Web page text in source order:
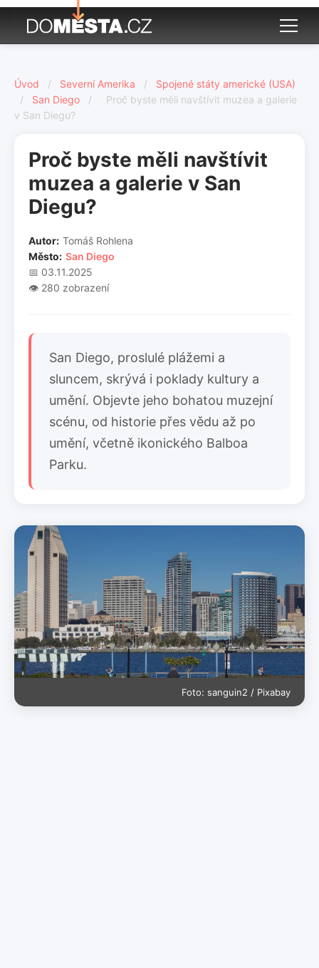
Úvod / Severní Amerika /
Spojené státy americké (USA)
/
San Diego /
Proč byste měli navštívit muzea a galerie
v San Diegu?
Proč byste měli navštívit
muzea a galerie v San
Diegu?
Autor: Tomáš Rohlena
Město: San Diego
📅 03.11.2025
👁️ 280 zobrazení
San Diego, proslulé plážemi a
sluncem, skrývá i poklady kultury a
umění. Objevte jeho bohatou muzejní
scénu, od historie přes vědu až po
umění, včetně ikonického Balboa
Parku.
Foto: sanguin2 / Pixabay